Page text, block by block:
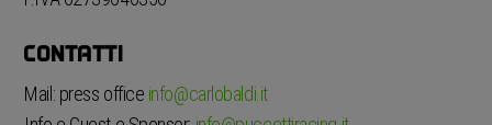
CONTATTI
Mail: press office info@carlobaldi.it